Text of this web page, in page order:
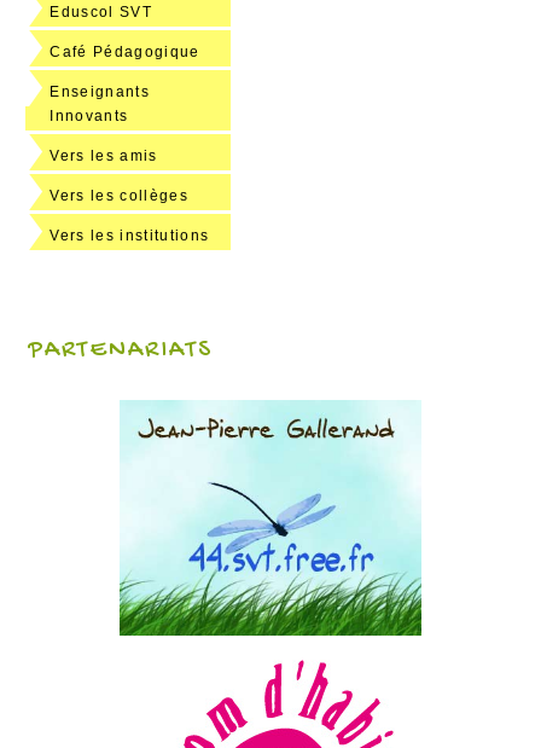
Eduscol SVT
Café Pédagogique
Enseignants
Innovants
Vers les amis
Vers les collèges
Vers les institutions
PARTENARIATS